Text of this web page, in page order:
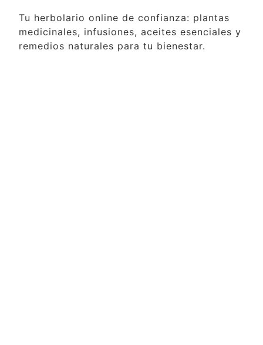
Tu herbolario online de confianza: plantas
medicinales, infusiones, aceites esenciales y
remedios naturales para tu bienestar.